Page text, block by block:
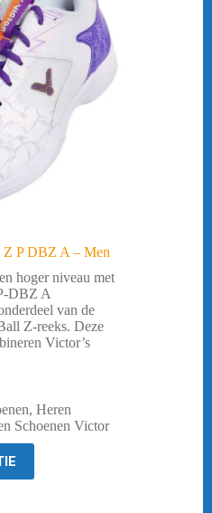
P DBZ A – Men
hoger niveau met
DBZ A
van de
Z-reeks. Deze
Victor’s
, Heren
Schoenen Victor